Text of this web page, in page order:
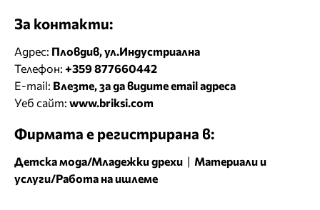
За контакти:
Адрес: Пловдив, ул.Индустриална
Телефон: +359 877660442
E-mail: Влезте, за да видите email адреса
Уеб сайт: www.briksi.com
Фирмата е регистрирана в:
Детска мода/Младежки дрехи | Материали и
услуги/Работа на ишлеме